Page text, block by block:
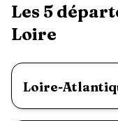
Les 5
Loire
Loire-